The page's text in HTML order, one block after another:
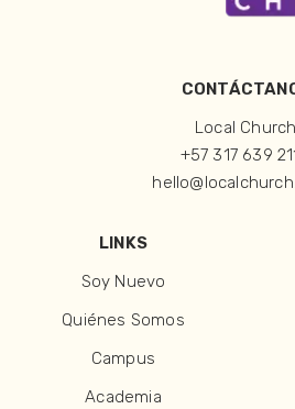
Local Church
+57 317 639
LINKS
Soy Nuevo
Quiénes Somos
Campus
Academia